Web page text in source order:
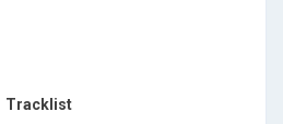
Tracklist